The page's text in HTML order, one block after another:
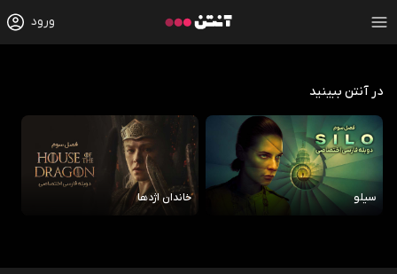
ورود
در آنتن ببینید
سیلو خاندان اژدها